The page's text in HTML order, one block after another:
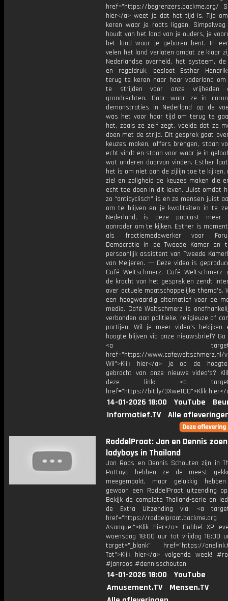
href="https://begrenzers.backme.org/
hier</a> weet je dat het tijd is. Tijd
keren waar je roots liggen.
houdt van het land van je ouders, je
het land waar je geboren bent. In
velen het land verlaten omdat ze klaar
Nederlandse overheid, het systeem,
en regeldruk, besloot Esther
terug te keren naar haar vaderland
te strijden voor onze vrijheden
grondrechten. Daar waar ze in
demonstraties in Nederland op de
was het voor haar tijd om terug te
het, zoals ze zelf zegt, voelde dat ze
doen met de strijd. Dit gesprek gaat
keuzes maken, offers brengen, staan
echt vindt en staan voor waar je in
wat anderen daarvan vinden. Esther
het is om niet aan de zijlijn toe te kijken,
ziel en zaligheid de keuzes maken die
echt toe doen in dit leven. Juist omdat
zo “anticyclisch” is en ze mensen juist
om te blijven en je kwaliteiten in te
Nederland, is deze podcast meer
aanrader om te kijken. Esther is
als fractiemedewerker voor
Democratie in de Tweede Kamer en
persoonlijk assistent van Tweede
van Meijeren. --- Deze video is
Café Weltschmerz. Café Weltschmerz
de kracht van het gesprek en zendt
over actuele maatschappelijke thema's.
een hoogwaardig alternatief voor de
media. Café Weltschmerz is
verbonden aan politieke, religieuze of
partijen. Wil je meer video's bekijken
hoogte blijven via onze nieuwsbrief? Ga
<a
href="https://www.cafeweltschmerz.nl/
Wil">Klik hier</a> je op de
gebracht van onze nieuwe video's?
deze link: <a
href="https://bit.ly/3XweTO0">Klik hier</
14-01-2026 18:00 YouTube
Informatief.TV
Alle
RoddelPraat: Jan en Dennis
ladyboys in Thailand
Jan Roos en Dennis Schouten zijn in
Pattaya hebben ze de meest
meegemaakt, maar gelukkig
gewoon een RoddelPraat uitzending
Bekijk de complete Thailand-serie en
de Extra Uitzending via: <a
href="https://roddelpraat.backme.org
Asangue:">Klik hier</a> Dubbel XP
woensdag 18:00 uur tot vrijdag 18:00
target="_blank" href="https://
Tot">Klik hier</a> volgende week!
#janroos #dennisschouten
14-01-2026 18:00
YouTube
Amusement.TV
Mensen.TV